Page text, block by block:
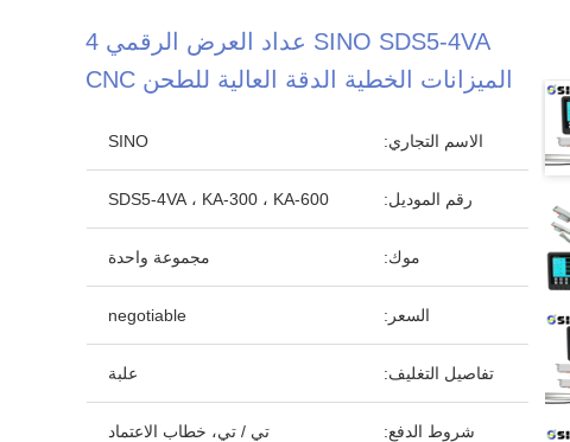
SINO SDS5-4VA عداد العرض الرقمي 4
الميزانات الخطية الدقة العالية للطحن CNC
الاسم التجاري: SINO
رقم الموديل: SDS5-4VA ، KA-300 ، KA-600
موك: مجموعة واحدة
السعر: negotiable
تفاصيل التغليف: علبة
شروط الدفع: تي / تي، خطاب الاعتماد